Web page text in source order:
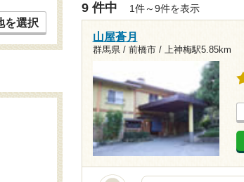
9 件中 1件～9件を表示
山屋蒼月
群馬県 / 前橋市 / 上神梅駅5.85km
を選択